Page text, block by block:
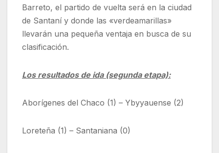
Barreto, el partido de vuelta será en la ciudad
de Santaní y donde las «verdeamarillas»
llevarán una pequeña ventaja en busca de su
clasificación.
Los resultados de ida (segunda etapa):
Aborígenes del Chaco (1) – Ybyyauense (2)
Loreteña (1) – Santaniana (0)